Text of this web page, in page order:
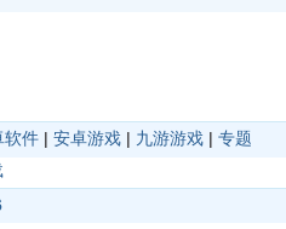
软件 | 安卓游戏 | 九游游戏 | 专题